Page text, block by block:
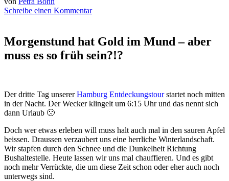
Schreibe einen Kommentar
Morgenstund hat Gold im Mund – aber
muss es so früh sein?!?
Der dritte Tag unsererHamburg Entdeckungstourstartet noch mitten
in der Nacht. Der Wecker klingelt um 6:15 Uhr und das nennt sich
dann Urlaub 🙁
Doch wer etwas erleben will muss halt auch mal in den sauren Apfel
beissen. Draussen verzaubert uns eine herrliche Winterlandschaft.
Wir stapfen durch den Schnee und die Dunkelheit Richtung
Bushaltestelle. Heute lassen wir uns mal chauffieren. Und es gibt
noch mehr Verrückte, die um diese Zeit schon oder eher auch noch
unterwegs sind.